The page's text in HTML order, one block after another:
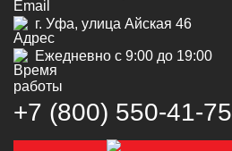
г. Уфа, улица Айская 46
Ежедневно с 9:00 до 19:00
+7 (800) 550‑41‑75